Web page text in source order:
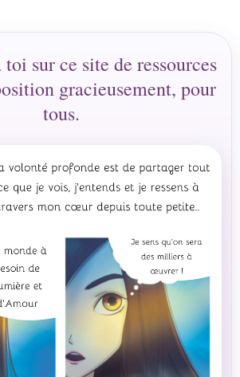
sur ce site de ressources
gracieusement, pour
tous.